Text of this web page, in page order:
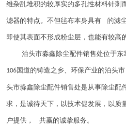
维杂乱堆积的较厚实的多孔性材料针
滤器的特点。不但毡布本身具有 的滤
即使其表面不形成粉尘层，也能有较高
泊头市淼鑫除尘配件销售处位于东
106 国道的铸造之乡、环保产业的泊头
头市淼鑫除尘配件销售处是从事除尘
求，是诚待天下，以技术促发展，以质
户提供， 共赢的诚挚服务。